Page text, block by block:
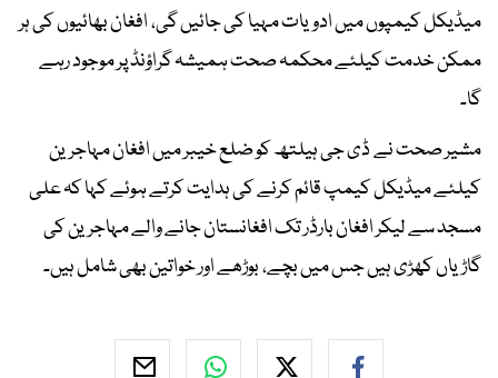
میڈیکل کیمپوں میں ادویات مہیا کی جائیں گی، افغان بھائیوں کی ہر
ممکن خدمت کیلئے محکمہ صحت ہمیشہ گراؤنڈ پر موجود رہے
گا۔
مشیر صحت نے ڈی جی ہیلتھ کو ضلع خیبر میں افغان مہاجرین
کیلئے میڈیکل کیمپ قائم کرنے کی ہدایت کرتے ہوئے کہا کہ علی
مسجد سے لیکر افغان بارڈر تک افغانستان جانے والے مہاجرین کی
گاڑیاں کھڑی ہیں جس میں بچے، بوڑھے اور خواتین بھی شامل ہیں۔